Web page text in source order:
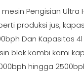
Pengisian
produksi jus,
Dan Kapasitas
blok kombi kami
hingga